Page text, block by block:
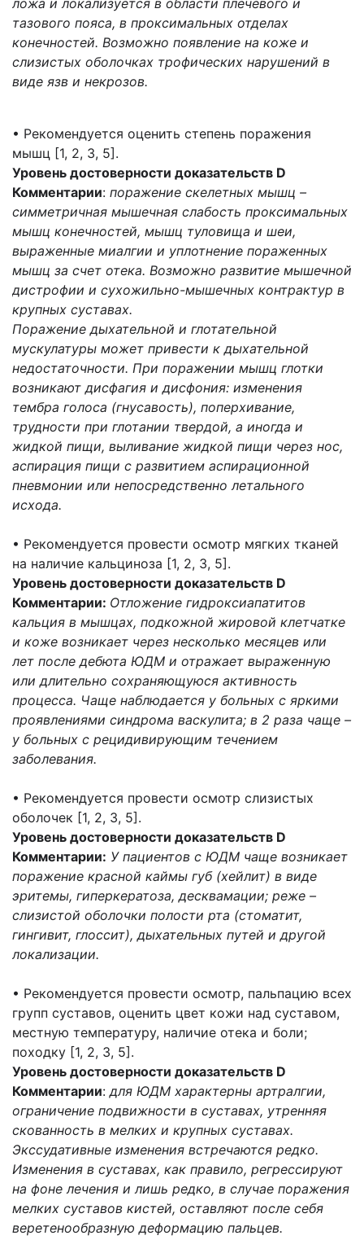
ложа и локализуется в области плечевого и
тазового пояса, в проксимальных отделах
конечностей. Возможно появление на коже и
слизистых оболочках трофических нарушений в
виде язв и некрозов.
• Рекомендуется оценить степень поражения
мышц [1, 2, 3, 5].
Уровень достоверности доказательств D
Комментарии: поражение скелетных мышц –
симметричная мышечная слабость проксимальных
мышц конечностей, мышц туловища и шеи,
выраженные миалгии и уплотнение пораженных
мышц за счет отека. Возможно развитие мышечной
дистрофии и сухожильно-мышечных контрактур в
крупных суставах.
Поражение дыхательной и глотательной
мускулатуры может привести к дыхательной
недостаточности. При поражении мышц глотки
возникают дисфагия и дисфония: изменения
тембра голоса (гнусавость), поперхивание,
трудности при глотании твердой, а иногда и
жидкой пищи, выливание жидкой пищи через нос,
аспирация пищи с развитием аспирационной
пневмонии или непосредственно летального
исхода.
• Рекомендуется провести осмотр мягких тканей
на наличие кальциноза [1, 2, 3, 5].
Уровень достоверности доказательств D
Комментарии: Отложение гидроксиапатитов
кальция в мышцах, подкожной жировой клетчатке
и коже возникает через несколько месяцев или
лет после дебюта ЮДМ и отражает выраженную
или длительно сохраняющуюся активность
процесса. Чаще наблюдается у больных с яркими
проявлениями синдрома васкулита; в 2 раза чаще –
у больных с рецидивирующим течением
заболевания.
• Рекомендуется провести осмотр слизистых
оболочек [1, 2, 3, 5].
Уровень достоверности доказательств D
Комментарии: У пациентов с ЮДМ чаще возникает
поражение красной каймы губ (хейлит) в виде
эритемы, гиперкератоза, десквамации; реже –
слизистой оболочки полости рта (стоматит,
гингивит, глоссит), дыхательных путей и другой
локализации.
• Рекомендуется провести осмотр, пальпацию всех
групп суставов, оценить цвет кожи над суставом,
местную температуру, наличие отека и боли;
походку [1, 2, 3, 5].
Уровень достоверности доказательств D
Комментарии:для ЮДМ характерны артралгии,
ограничение подвижности в суставах, утренняя
скованность в мелких и крупных суставах.
Экссудативные изменения встречаются редко.
Изменения в суставах, как правило, регрессируют
на фоне лечения и лишь редко, в случае поражения
мелких суставов кистей, оставляют после себя
веретенообразную деформацию пальцев.